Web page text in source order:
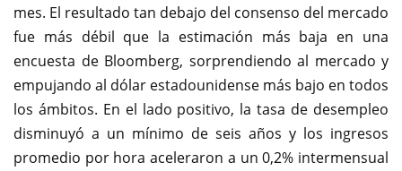
mes. El resultado tan debajo del consenso del mercado
fue más débil que la estimación más baja en una
encuesta de Bloomberg, sorprendiendo al mercado y
empujando al dólar estadounidense más bajo en todos
los ámbitos. En el lado positivo, la tasa de desempleo
disminuyó a un mínimo de seis años y los ingresos
promedio por hora aceleraron a un 0,2% intermensual